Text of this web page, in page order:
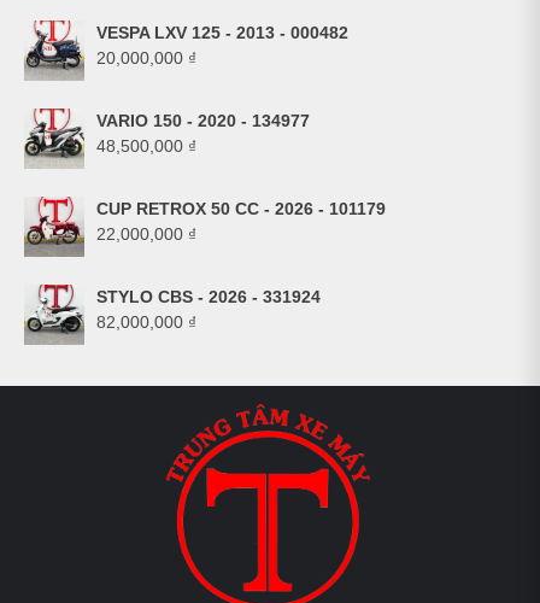
VESPA LXV 125 - 2013 - 000482
20,000,000 ₫
VARIO 150 - 2020 - 134977
48,500,000 ₫
CUP RETROX 50 CC - 2026 - 101179
22,000,000 ₫
STYLO CBS - 2026 - 331924
82,000,000 ₫